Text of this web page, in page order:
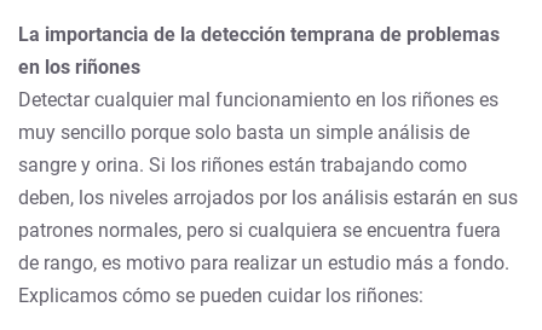
La importancia de la detección temprana de problemas
en los riñones
Detectar cualquier mal funcionamiento en los riñones es
muy sencillo porque solo basta un simple análisis de
sangre y orina. Si los riñones están trabajando como
deben, los niveles arrojados por los análisis estarán en sus
patrones normales, pero si cualquiera se encuentra fuera
de rango, es motivo para realizar un estudio más a fondo.
Explicamos cómo se pueden cuidar los riñones: